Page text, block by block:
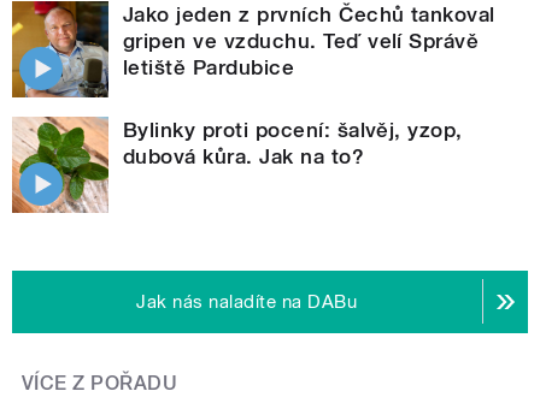
Jako jeden z prvních Čechů tankoval
gripen ve vzduchu. Teď velí Správě
letiště Pardubice
Bylinky proti pocení: šalvěj, yzop,
dubová kůra. Jak na to?
Jak nás naladíte na DABu
VÍCE Z POŘADU